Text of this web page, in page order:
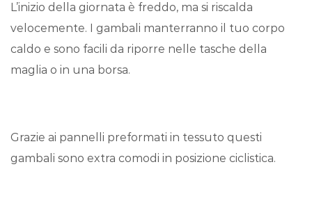
L’inizio della giornata è freddo, ma si riscalda
velocemente. I gambali manterranno il tuo corpo
caldo e sono facili da riporre nelle tasche della
maglia o in una borsa.
Grazie ai pannelli preformati in tessuto questi
gambali sono extra comodi in posizione ciclistica.